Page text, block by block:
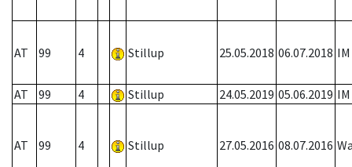
AT 99 4 Stillup 25.05.2018 06.07.2018
AT 99 4 Stillup 24.05.2019 05.06.2019
AT 99 4 Stillup 27.05.2016 08.07.2016